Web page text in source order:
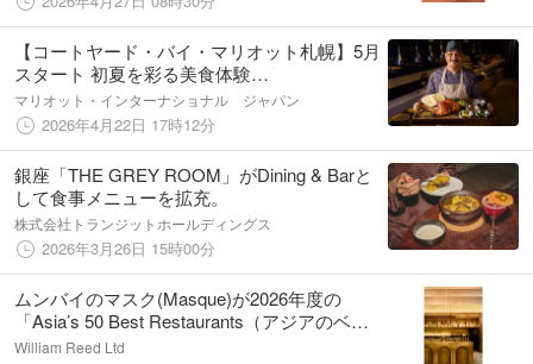
【コートヤード・バイ・マリオット札幌】5月
スタート 初夏を彩る美食体験
―「Substance」インド・ネパール ランチブ
ッフェと「THE LOUNGE」母の日パフェ＆メ
ロンアフタヌーンティーなど
マリオット・インターナショナル ジャパン
2026年4月22日 17時12分
銀座「THE GREY ROOM」がDining & Barと
して食事メニューを拡充。
株式会社トランジットホールディングス
2026年3月26日 15時00分
ムンバイのマスク(Masque)が2026年度の
「Asia’s 50 Best Restaurants（アジアのベス
ト50レストラン）」の部門賞、アート・オ
William Reed Ltd